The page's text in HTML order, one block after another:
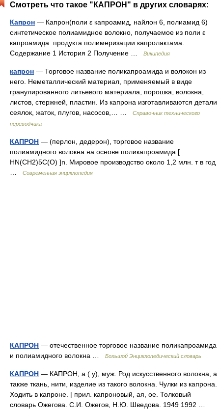
Смотреть что такое "КАПРОН" в других словарях:
Капрон — Капрон(поли ε капроамид, найлон 6, полиамид 6)
синтетическое полиамидное волокно, получаемое из поли ε
капроамида продукта полимеризации капролактама.
Содержание 1 История 2 Получение …
Википедия
капрон — Торговое название поликапроамида и волокон из
него. Неметаллический материал, применяемый в виде
гранулированного литьевого материала, порошка, волокна,
листов, стержней, пластин. Из капрона изготавливаются детали
сеялок, жаток, плугов, насосов,… …
Справочник технического
переводчика
КАПРОН — (перлон, дедерон), торговое название
полиамидного волокна на основе поликапроамида [
HN(CH2)5C(O) ]n. Мировое производство около 1,2 млн. т в год
Современная энциклопедия
КАПРОН — отечественное торговое название поликапроамида
и полиамидного волокна …
Большой Энциклопедический словарь
КАПРОН — КАПРОН, а ( у), муж. Род искусственного волокна, а
также ткань, нити, изделие из такого волокна. Чулки из капрона.
Ходить в капроне. | прил. капроновый, ая, ое. Толковый
словарь Ожегова. С.И. Ожегов, Н.Ю. Шведова. 1949 1992 …